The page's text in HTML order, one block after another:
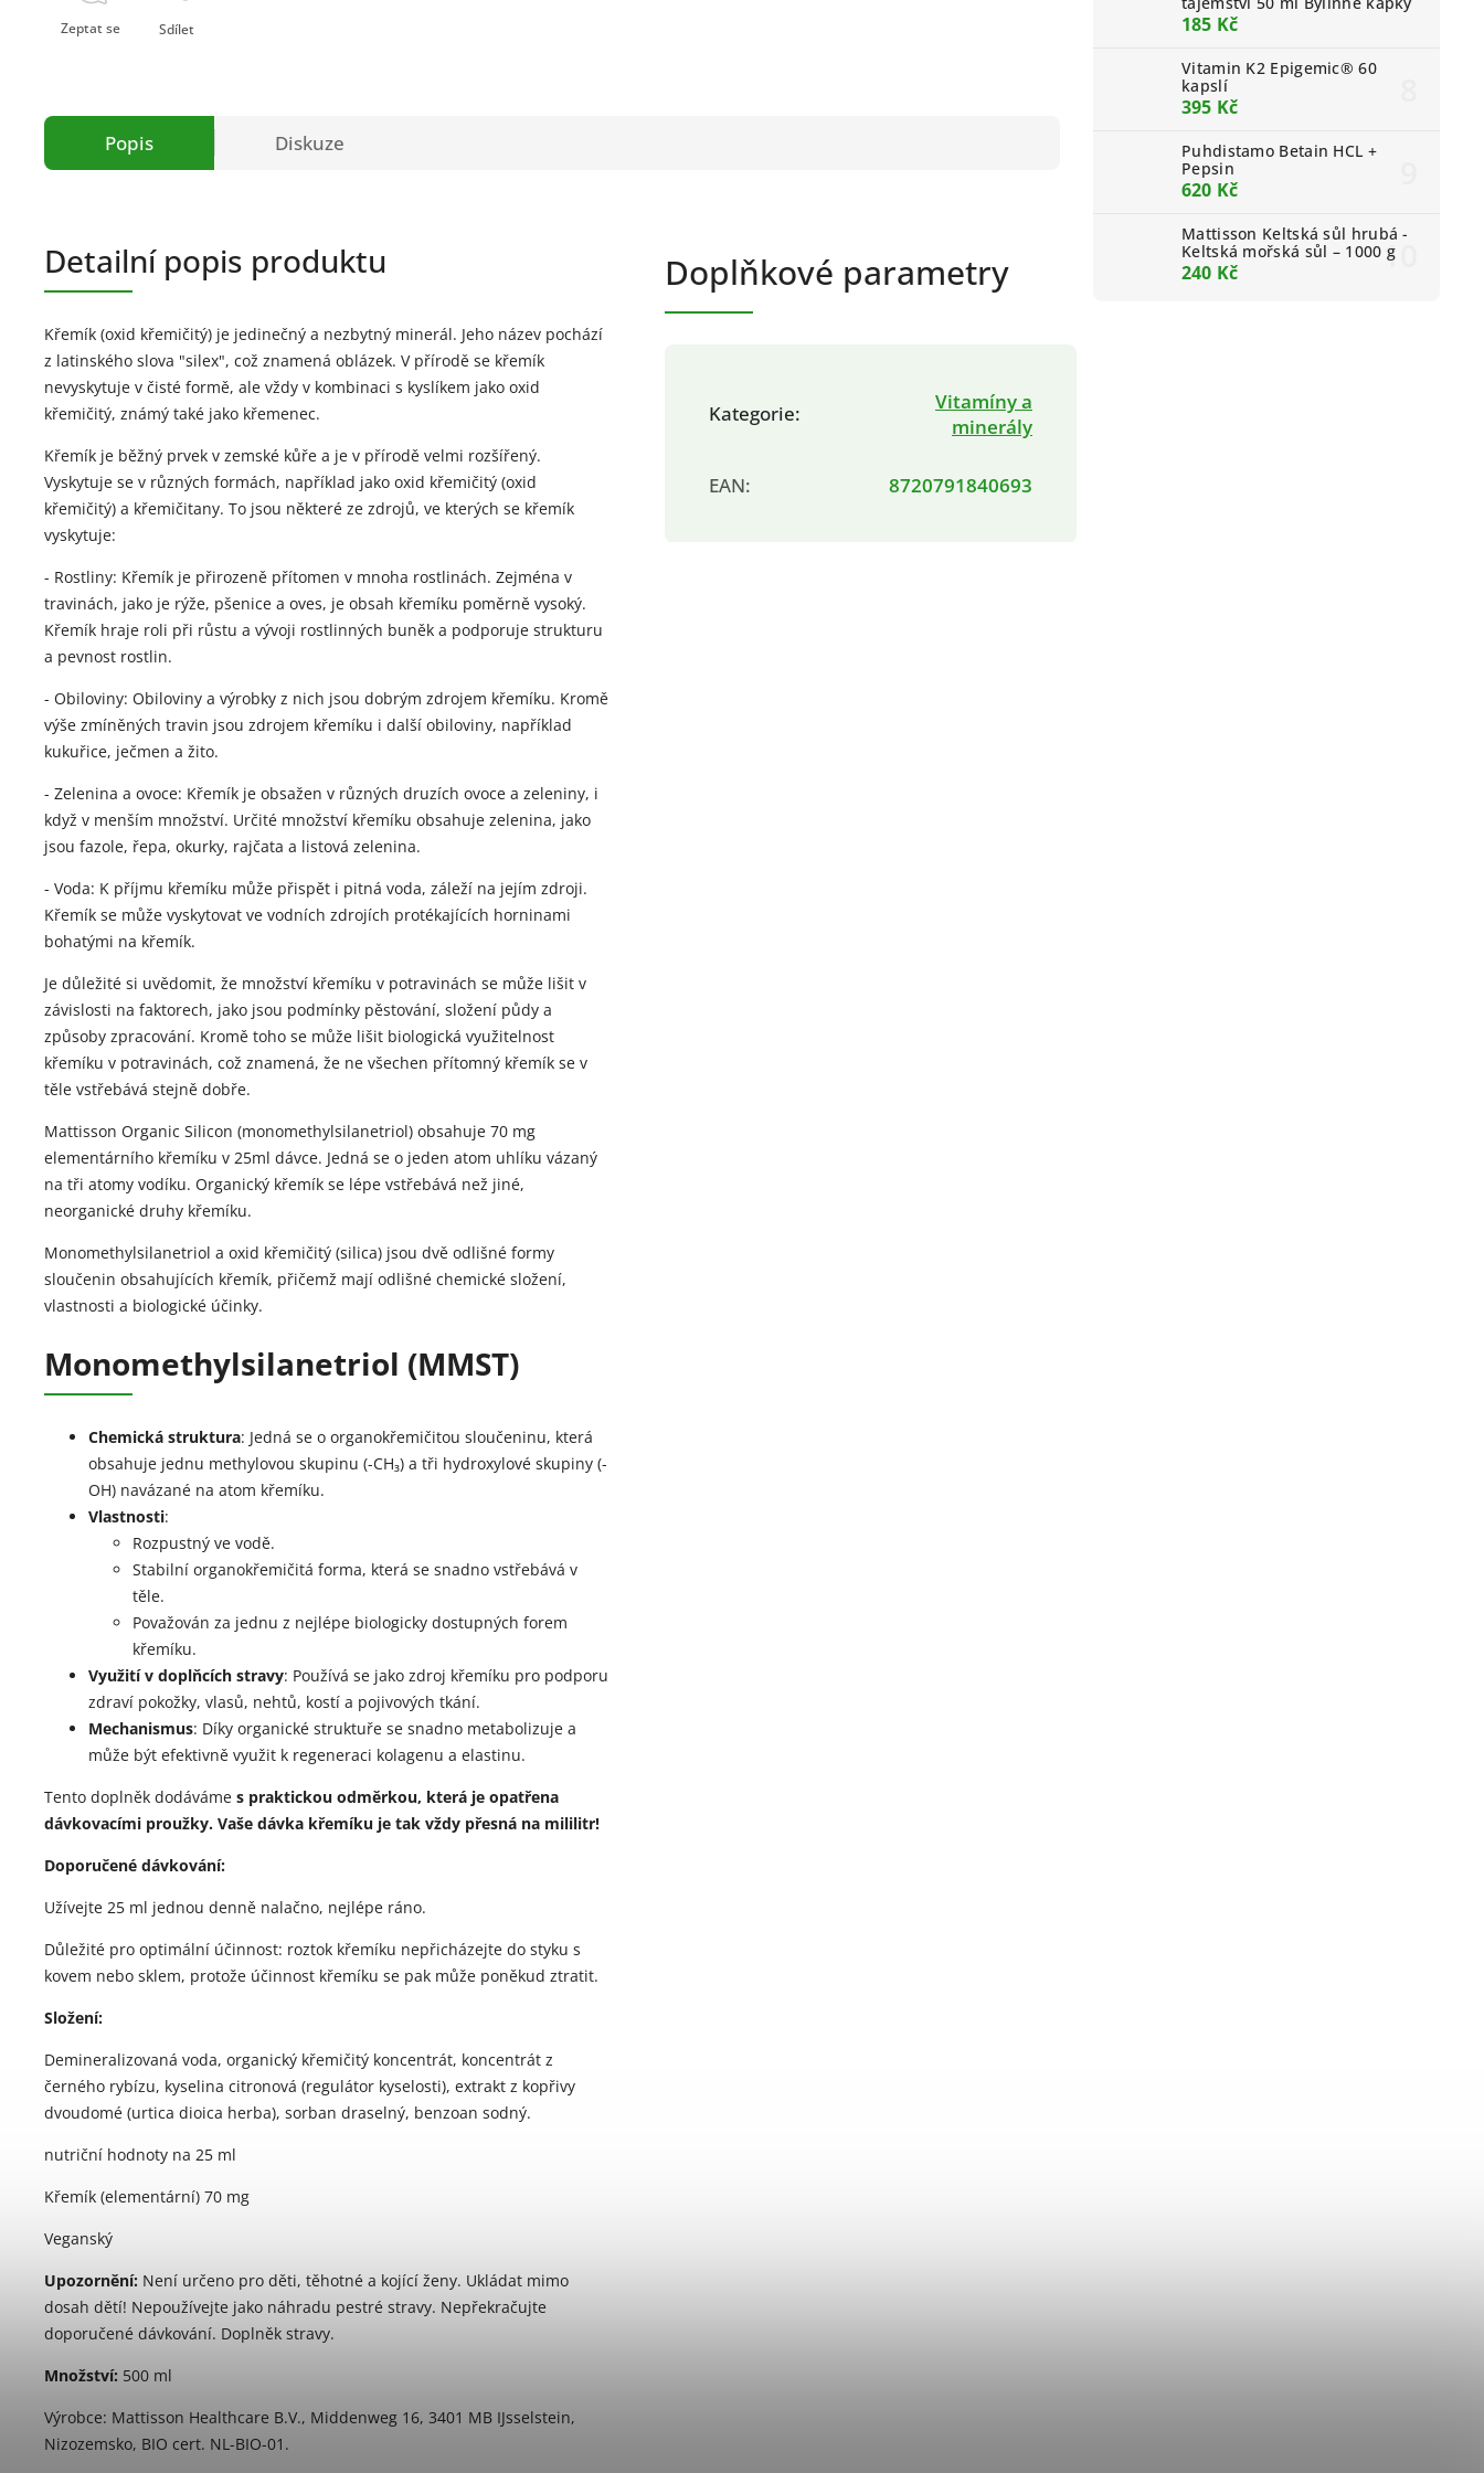
185 Kč
Vitamin K2 Epigemic® 60
kapslí
395 Kč
Puhdistamo Betain HCL +
Pepsin
620 Kč
Mattisson Keltská sůl hrubá -
Keltská mořská sůl – 1000 g
240 Kč
Zeptat se Sdílet
Popis Diskuze
Detailní popis produktu
Křemík (oxid křemičitý) je jedinečný a nezbytný minerál. Jeho název pochází
z latinského slova "silex", což znamená oblázek. V přírodě se křemík
nevyskytuje v čisté formě, ale vždy v kombinaci s kyslíkem jako oxid
křemičitý, známý také jako křemenec.
Křemík je běžný prvek v zemské kůře a je v přírodě velmi rozšířený.
Vyskytuje se v různých formách, například jako oxid křemičitý (oxid
křemičitý) a křemičitany. To jsou některé ze zdrojů, ve kterých se křemík
vyskytuje:
- Rostliny: Křemík je přirozeně přítomen v mnoha rostlinách. Zejména v
travinách, jako je rýže, pšenice a oves, je obsah křemíku poměrně vysoký.
Křemík hraje roli při růstu a vývoji rostlinných buněk a podporuje strukturu
a pevnost rostlin.
- Obiloviny: Obiloviny a výrobky z nich jsou dobrým zdrojem křemíku. Kromě
výše zmíněných travin jsou zdrojem křemíku i další obiloviny, například
kukuřice, ječmen a žito.
- Zelenina a ovoce: Křemík je obsažen v různých druzích ovoce a zeleniny, i
když v menším množství. Určité množství křemíku obsahuje zelenina, jako
jsou fazole, řepa, okurky, rajčata a listová zelenina.
- Voda: K příjmu křemíku může přispět i pitná voda, záleží na jejím zdroji.
Křemík se může vyskytovat ve vodních zdrojích protékajících horninami
bohatými na křemík.
Je důležité si uvědomit, že množství křemíku v potravinách se může lišit v
závislosti na faktorech, jako jsou podmínky pěstování, složení půdy a
způsoby zpracování. Kromě toho se může lišit biologická využitelnost
křemíku v potravinách, což znamená, že ne všechen přítomný křemík se v
těle vstřebává stejně dobře.
Mattisson Organic Silicon (monomethylsilanetriol) obsahuje 70 mg
elementárního křemíku v 25ml dávce. Jedná se o jeden atom uhlíku vázaný
na tři atomy vodíku. Organický křemík se lépe vstřebává než jiné,
neorganické druhy křemíku.
Monomethylsilanetriol a oxid křemičitý (silica) jsou dvě odlišné formy
sloučenin obsahujících křemík, přičemž mají odlišné chemické složení,
vlastnosti a biologické účinky.
Monomethylsilanetriol (MMST)
Chemická struktura: Jedná se o organokřemičitou sloučeninu, která
obsahuje jednu methylovou skupinu (-CH₃) a tři hydroxylové skupiny (-
OH) navázané na atom křemíku.
Vlastnosti:
Rozpustný ve vodě.
Stabilní organokřemičitá forma, která se snadno vstřebává v
těle.
Považován za jednu z nejlépe biologicky dostupných forem
křemíku.
Využití v doplňcích stravy: Používá se jako zdroj křemíku pro podporu
zdraví pokožky, vlasů, nehtů, kostí a pojivových tkání.
Mechanismus: Díky organické struktuře se snadno metabolizuje a
může být efektivně využit k regeneraci kolagenu a elastinu.
Tento doplněk dodáváme s praktickou odměrkou, která je opatřena
dávkovacími proužky. Vaše dávka křemíku je tak vždy přesná na mililitr!
Doporučené dávkování:
Užívejte 25 ml jednou denně nalačno, nejlépe ráno.
Důležité pro optimální účinnost: roztok křemíku nepřicházejte do styku s
kovem nebo sklem, protože účinnost křemíku se pak může poněkud ztratit.
Složení:
Demineralizovaná voda, organický křemičitý koncentrát, koncentrát z
černého rybízu, kyselina citronová (regulátor kyselosti), extrakt z kopřivy
dvoudomé (urtica dioica herba), sorban draselný, benzoan sodný.
nutriční hodnoty na 25 ml
Křemík (elementární) 70 mg
Veganský
Upozornění: Není určeno pro děti, těhotné a kojící ženy. Ukládat mimo
dosah dětí! Nepoužívejte jako náhradu pestré stravy. Nepřekračujte
doporučené dávkování. Doplněk stravy.
Množství: 500 ml
Výrobce: Mattisson Healthcare B.V., Middenweg 16, 3401 MB IJsselstein,
Nizozemsko, BIO cert. NL-BIO-01.
Doplňkové parametry
Kategorie:
Vitamíny a
minerály
EAN: 8720791840693